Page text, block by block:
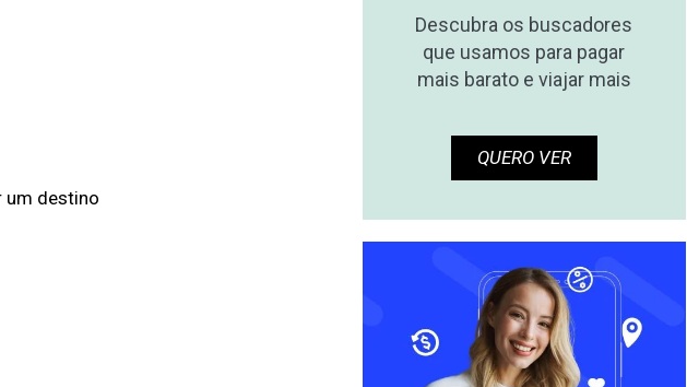
um destino
Descubra os buscadores
que usamos para pagar
mais barato e viajar mais
QUERO VER